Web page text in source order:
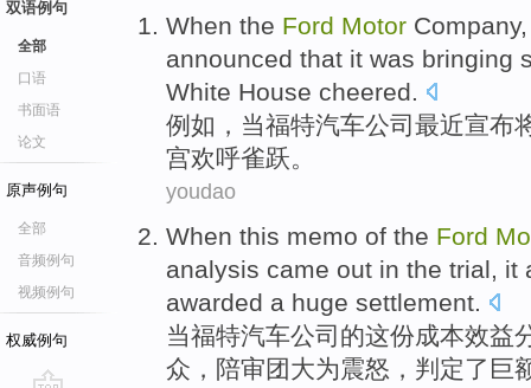
双语例句
全部
口语
书面语
论文
原声例句
全部
音频例句
视频例句
权威例句
When the Ford Motor Company
announced that it was bringing
White House cheered.
例如 ， 当福特汽车公司 最近宣布
宫欢呼雀跃。
youdao
When this memo of the Ford
analysis came out in the trial, it
awarded a huge settlement.
当福特汽车公司 的这份成本效益
众， 陪审团大为震怒 ， 判定了巨